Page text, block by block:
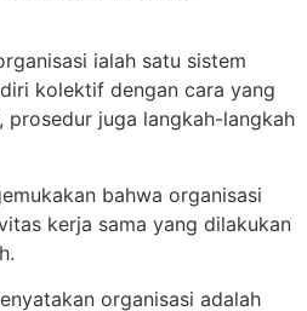
ialah satu sistem
kolektif dengan cara yang
juga langkah-langkah
bahwa organisasi
kerja sama yang dilakukan
organisasi adalah